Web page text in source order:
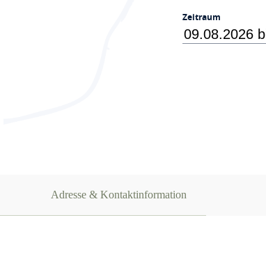
Zeitraum
Adresse & Kontaktinformation